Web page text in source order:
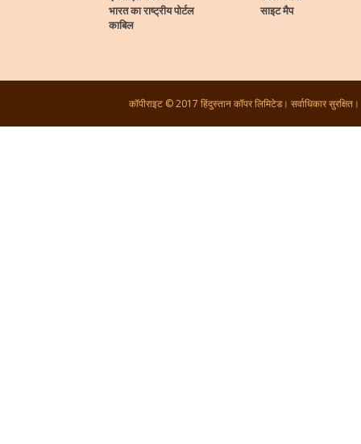
भारत का राष्ट्रीय पोर्टल
काबिल
साइट मैप
कॉपीराइट © 2017 हिंदुस्तान कॉपर लिमिटेड। सर्वाधिकार सुरक्षित।